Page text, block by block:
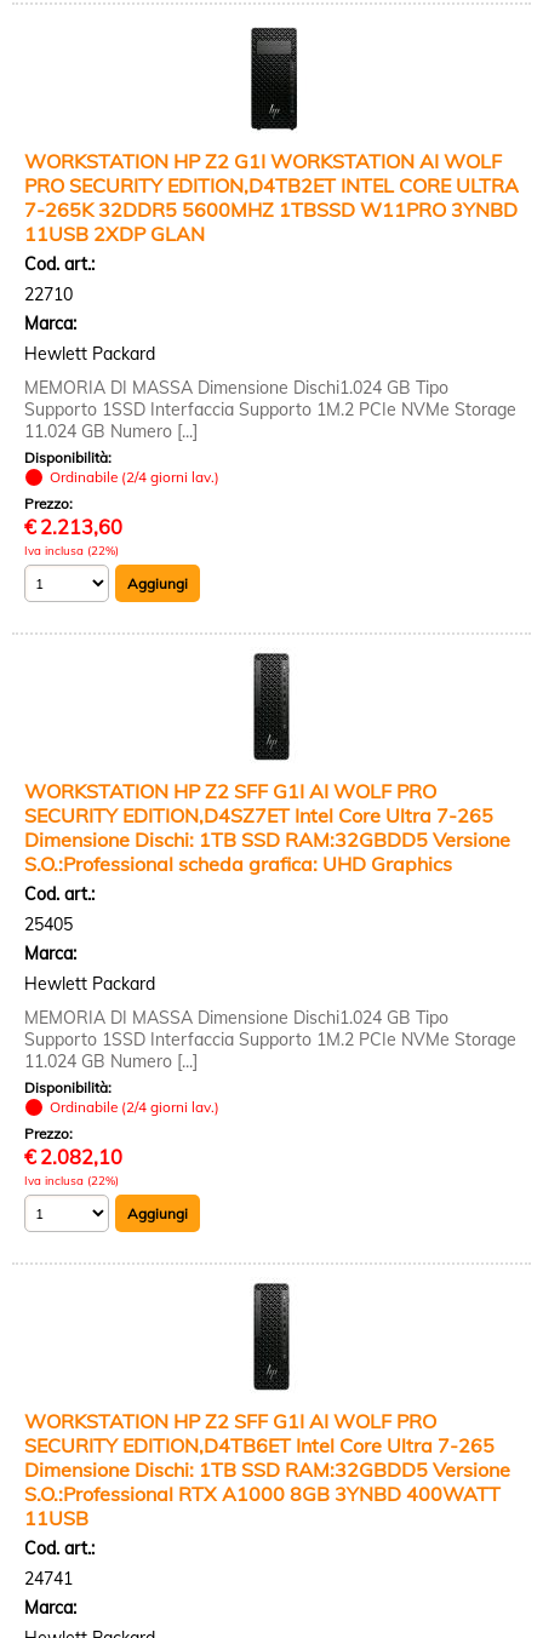
WORKSTATION HP Z2 G1I WORKSTATION AI WOLF
PRO SECURITY EDITION,D4TB2ET INTEL CORE ULTRA
7-265K 32DDR5 5600MHZ 1TBSSD W11PRO 3YNBD
11USB 2XDP GLAN
Cod. art.:
22710
Marca:
Hewlett Packard
MEMORIA DI MASSA Dimensione Dischi1.024 GB Tipo
Supporto 1SSD Interfaccia Supporto 1M.2 PCIe NVMe Storage
11.024 GB Numero [...]
Disponibilità:
Ordinabile (2/4 giorni lav.)
Prezzo:
€ 2.213,60
Iva inclusa (22%)
WORKSTATION HP Z2 SFF G1I AI WOLF PRO
SECURITY EDITION,D4SZ7ET Intel Core Ultra 7-265
Dimensione Dischi: 1TB SSD RAM:32GBDD5 Versione
S.O.:Professional scheda grafica: UHD Graphics
Cod. art.:
25405
Marca:
Hewlett Packard
MEMORIA DI MASSA Dimensione Dischi1.024 GB Tipo
Supporto 1SSD Interfaccia Supporto 1M.2 PCIe NVMe Storage
11.024 GB Numero [...]
Disponibilità:
Ordinabile (2/4 giorni lav.)
Prezzo:
€ 2.082,10
Iva inclusa (22%)
WORKSTATION HP Z2 SFF G1I AI WOLF PRO
SECURITY EDITION,D4TB6ET Intel Core Ultra 7-265
Dimensione Dischi: 1TB SSD RAM:32GBDD5 Versione
S.O.:Professional RTX A1000 8GB 3YNBD 400WATT
11USB
Cod. art.:
24741
Marca: